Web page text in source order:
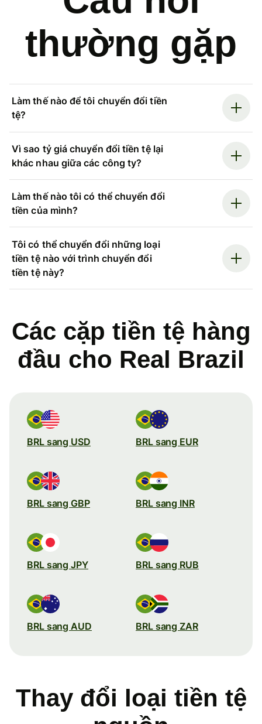
thường gặp
Làm thế nào để tôi chuyển đổi tiền
tệ?
Vì sao tỷ giá chuyển đổi tiền tệ lại
khác nhau giữa các công ty?
Làm thế nào tôi có thể chuyển đổi
tiền của mình?
Tôi có thể chuyển đổi những loại
tiền tệ nào với trình chuyển đổi
tiền tệ này?
Các cặp tiền tệ hàng
đầu cho Real Brazil
BRL sang USD BRL sang EUR
BRL sang GBP BRL sang INR
BRL sang JPY BRL sang RUB
BRL sang AUD BRL sang ZAR
Thay đổi loại tiền tệ